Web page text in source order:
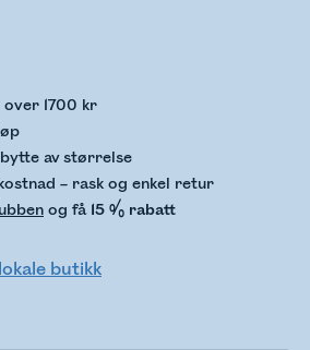
1700 kr
av størrelse
– rask og enkel retur
og få 15 % rabatt
butikk